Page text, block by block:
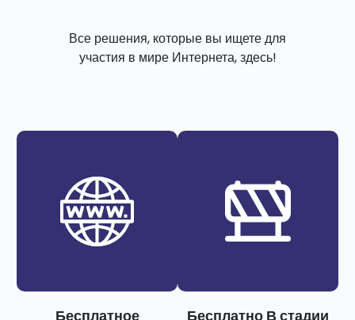
Все решения, которые вы ищете для
участия в мире Интернета, здесь!
Бесплатное
Бесплатно В стадии